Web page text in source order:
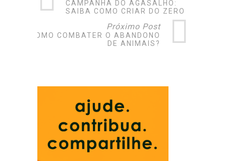
CAMPANHA DO AGASALHO:
SAIBA COMO CRIAR DO ZERO
Próximo Post
COMO COMBATER O ABANDONO
DE ANIMAIS?